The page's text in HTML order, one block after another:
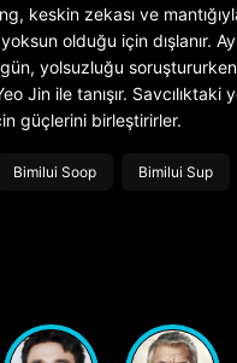
keskin zekası ve
olduğu için dışlanır.
yolsuzluğu
Jin ile tanışır.
güçlerini birleştirirler.
Bimilui Soop Bimilui Sup